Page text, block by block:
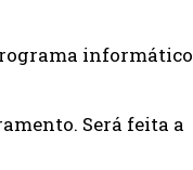
informático
Será feita a